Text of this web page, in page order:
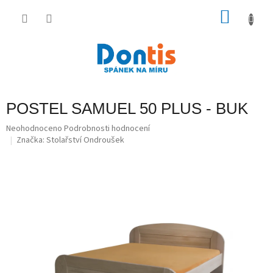
POSTEL SAMUEL 50 PLUS - BUK
Průměrné
hodnocení
Neohodnoceno Podrobnosti hodnocení
Značka: Stolařství Ondroušek